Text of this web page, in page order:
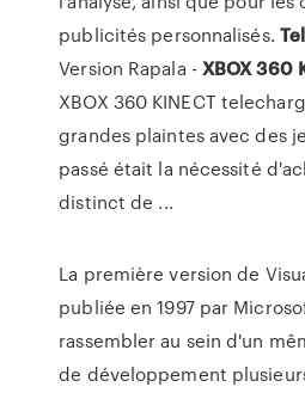
publicités personnalisés.
Version Rapala -XBOX360
XBOX 360 KINECT
grandes plaintes avec des
passé était la nécessité
distinct de ...
La première version de
publiée en 1997 par
rassembler au sein d'un
de développement